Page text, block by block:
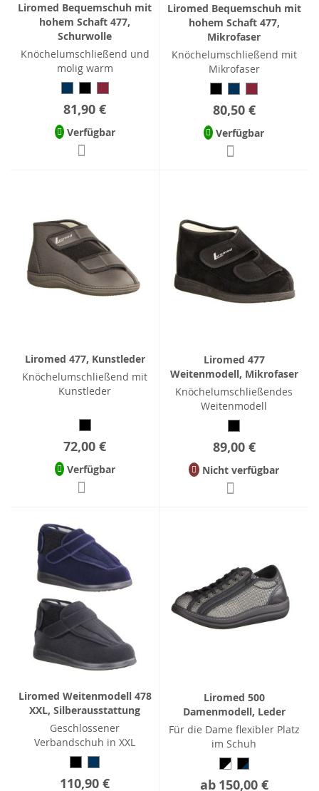
Liromed Bequemschuh mit
hohem Schaft 477,
Schurwolle
Knöchelumschließend und
molig warm
81,90 €
Verfügbar
Liromed Bequemschuh mit
hohem Schaft 477,
Mikrofaser
Knöchelumschließend mit
Mikrofaser
80,50 €
Verfügbar
Liromed 477, Kunstleder
Knöchelumschließend mit
Kunstleder
72,00 €
Verfügbar
Liromed 477
Weitenmodell, Mikrofaser
Knöchelumschließendes
Weitenmodell
89,00 €
Nicht verfügbar
Liromed Weitenmodell 478
XXL, Silberausstattung
Geschlossener
Verbandschuh in XXL
110,90 €
Liromed 500
Damenmodell, Leder
Für die Dame flexibler Platz
im Schuh
ab 150,00 €